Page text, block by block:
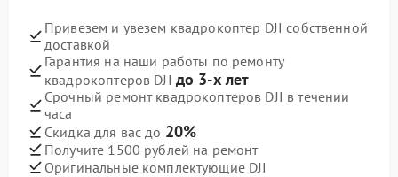
Привезем и увезем квадрокоптер DJI собственной
доставкой
Гарантия на наши работы по ремонту
квадрокоптеров DJI до 3-х лет
Срочный ремонт квадрокоптеров DJI в течении
часа
Скидка для вас до 20%
Получите 1500 рублей на ремонт
Оригинальные комплектующие DJI